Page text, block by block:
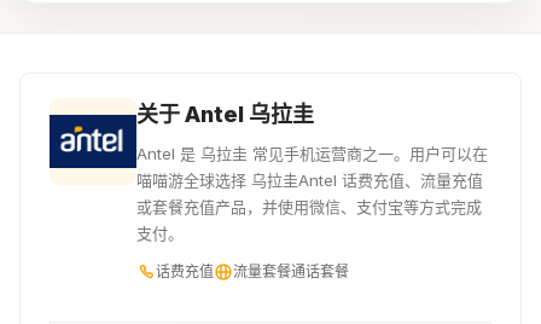
200UYU
¥40.69
210UYU
¥42.72
¥44.75
230UYU
¥46.78
240UYU
250UYU
关于 Antel 乌拉圭
Antel 是 乌拉圭 常见手机运营商之一。用户可以在
喵喵游全球选择 乌拉圭Antel 话费充值、流量充值
或套餐充值产品，并使用微信、支付宝等方式完成
支付。
话费充值 流量套餐通话套餐